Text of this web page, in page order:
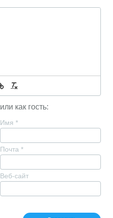
или как гость:
Имя *
Почта *
Веб-сайт